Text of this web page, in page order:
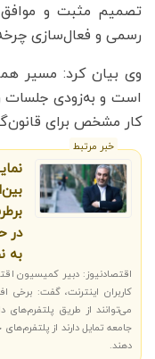
تصمیم مثبت و موافق
رسمی و فعال‌سازی
وی بیان کرد: مسیر
است و به‌زودی
کار مشخص برای
خبر مرتبط
در
به
اقتصادنیوز: دبیر کمیسیون
کاربران اینترنت، گفت: برخی
می‌توانند از طریق پلتفرم‌های
جامعه تمایل دارند از
دهند.